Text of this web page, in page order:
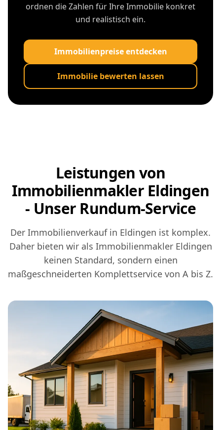
ordnen die Zahlen für Ihre Immobilie konkret
und realistisch ein.
Immobilienpreise entdecken
Immobilie bewerten lassen
Leistungen von
Immobilienmakler Eldingen
- Unser Rundum-Service
Der Immobilienverkauf in Eldingen ist komplex.
Daher bieten wir als Immobilienmakler Eldingen
keinen Standard, sondern einen
maßgeschneiderten Komplettservice von A bis Z.